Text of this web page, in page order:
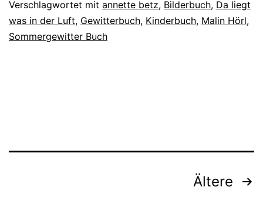
Verschlagwortet mit annette betz, Bilderbuch, Da liegt
was in der Luft, Gewitterbuch, Kinderbuch, Malin Hörl,
Sommergewitter Buch
Seitennummerierung
Ältere